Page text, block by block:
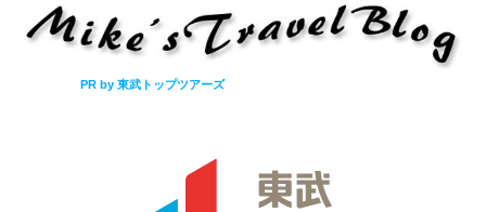
PR by 東武トップツアーズ